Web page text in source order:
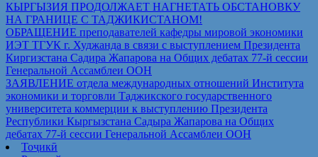
КЫРГЫЗИЯ ПРОДОЛЖАЕТ НАГНЕТАТЬ ОБСТАНОВКУ
НА ГРАНИЦЕ С ТАДЖИКИСТАНОМ!
ОБРАЩЕНИЕ преподавателей кафедры мировой экономики
ИЭТ ТГУК г. Худжанда в связи с выступлением Президента
Киргизстана Садира Жапарова на Общих дебатах 77-й сессии
Генеральной Ассамблеи ООН
ЗАЯВЛЕНИЕ отдела международных отношений Института
экономики и торговли Таджикского государственного
университета коммерции к выступлению Президента
Республики Кыргызстана Садыра Жапарова на Общих
дебатах 77-й сессии Генеральной Ассамблеи ООН
Тоҷикӣ